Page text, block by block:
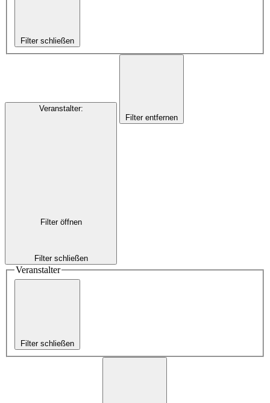
Filter schließen
Veranstalter:
Filter öffnen
Filter schließen
Filter entfernen
Veranstalter
Filter schließen